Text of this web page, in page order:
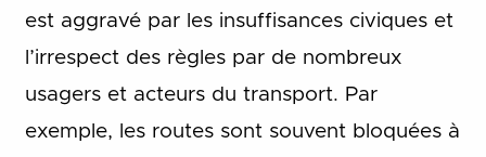
est aggravé par les insuffisances civiques et
l’irrespect des règles par de nombreux
usagers et acteurs du transport. Par
exemple, les routes sont souvent bloquées à